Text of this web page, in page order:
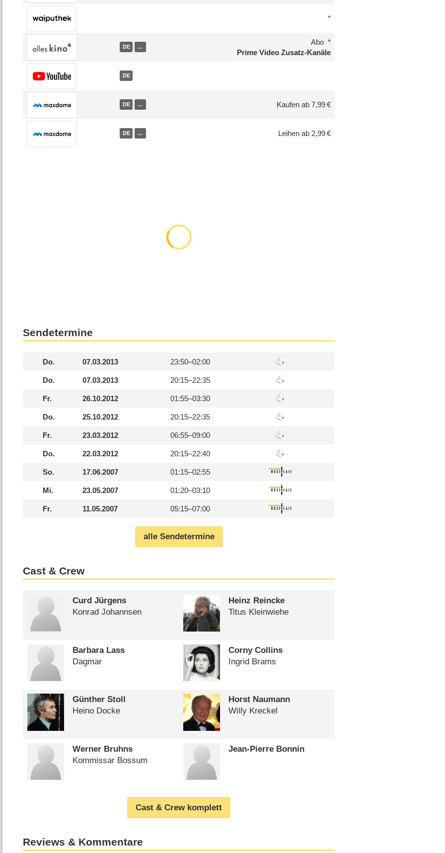
DE …
Abo
Prime Video Zusatz-Kanäle
DE
DE … Kaufen ab 7,99 €
DE … Leihen ab 2,99 €
Sendetermine
Do. 07.03.2013 23:50–02:00
Do. 07.03.2013 20:15–22:35
Fr. 26.10.2012 01:55–03:30
Do. 25.10.2012 20:15–22:35
Fr. 23.03.2012 06:55–09:00
Do. 22.03.2012 20:15–22:40
So. 17.06.2007 01:15–02:55
Mi. 23.05.2007 01:20–03:10
Fr. 11.05.2007 05:15–07:00
alle Sendetermine
Cast & Crew
Curd Jürgens
Konrad Johannsen
Heinz Reincke
Titus Kleinwiehe
Barbara Lass
Dagmar
Corny Collins
Ingrid Brams
Günther Stoll
Heino Docke
Horst Naumann
Willy Kreckel
Werner Bruhns
Kommissar Bossum
Jean-Pierre Bonnin
Cast & Crew komplett
Reviews & Kommentare